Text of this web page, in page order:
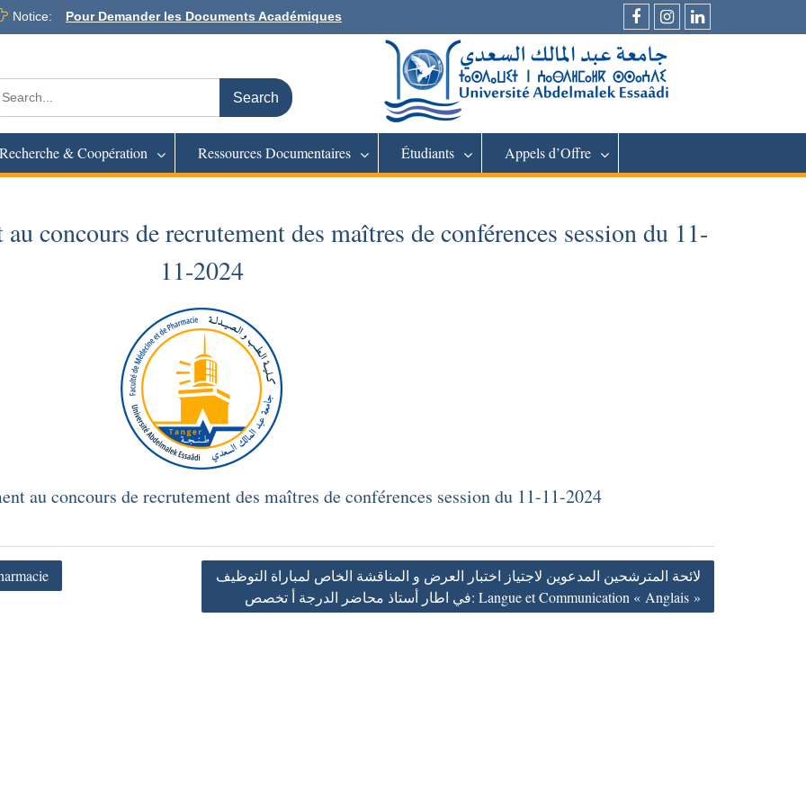
Notice:
Pour Demander les Documents Académiques
FacebookInstagram
LinkedIn
Recherche & Coopération Ressources Documentaires Étudiants Appels d’Offre
concours de recrutement des maîtres de conférences session du 11-
11-2024
au concours de recrutement des maîtres de conférences session du 11-11-2024
لائحة المترشحين المدعوين لاجتياز اختبار العرض و المناقشة الخاص لمباراة التوظيف
في اطار أستاذ محاضر الدرجة أ تخصص: Langue et Communication « Anglais »